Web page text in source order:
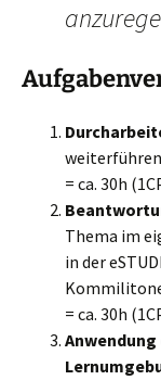
= ca. 30h
Thema im
in der
= ca. 30h